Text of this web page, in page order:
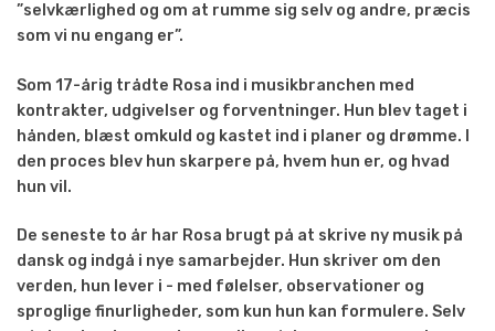
”selvkærlighed og om at rumme sig selv og andre, præcis
som vi nu engang er”.
Som 17-årig trådte Rosa ind i musikbranchen med
kontrakter, udgivelser og forventninger. Hun blev taget i
hånden, blæst omkuld og kastet ind i planer og drømme. I
den proces blev hun skarpere på, hvem hun er, og hvad
hun vil.
De seneste to år har Rosa brugt på at skrive ny musik på
dansk og indgå i nye samarbejder. Hun skriver om den
verden, hun lever i - med følelser, observationer og
sproglige finurligheder, som kun hun kan formulere. Selv